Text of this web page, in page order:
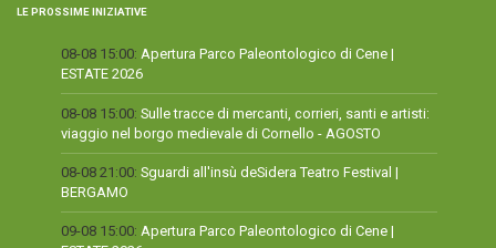
LE PROSSIME INIZIATIVE
08-08 15:00: Apertura Parco Paleontologico di Cene |
ESTATE 2026
08-08 15:00: Sulle tracce di mercanti, corrieri, santi e artisti:
viaggio nel borgo medievale di Cornello - AGOSTO
08-08 21:00: Sguardi all'insù deSidera Teatro Festival |
BERGAMO
09-08 15:00: Apertura Parco Paleontologico di Cene |